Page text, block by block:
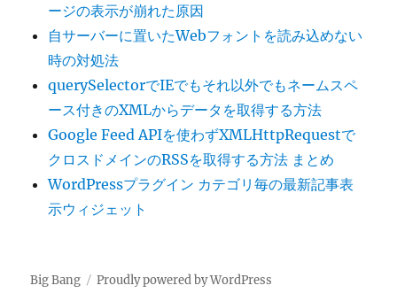
ージの表示が崩れた原因
自サーバーに置いたWebフォントを読み込めない
時の対処法
querySelectorでIEでもそれ以外でもネームスペ
ース付きのXMLからデータを取得する方法
Google Feed APIを使わずXMLHttpRequestで
クロスドメインのRSSを取得する方法 まとめ
WordPressプラグイン カテゴリ毎の最新記事表
示ウィジェット
Big Bang Proudly powered by WordPress